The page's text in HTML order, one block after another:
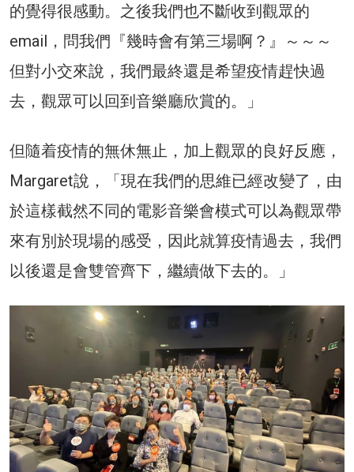
的覺得很感動。之後我們也不斷收到觀眾的
email，問我們『幾時會有第三場啊？』～～～
但對小交來說，我們最終還是希望疫情趕快過
去，觀眾可以回到音樂廳欣賞的。」
但隨着疫情的無休無止，加上觀眾的良好反應，
Margaret說，「現在我們的思維已經改變了，由
於這樣截然不同的電影音樂會模式可以為觀眾帶
來有別於現場的感受，因此就算疫情過去，我們
以後還是會雙管齊下，繼續做下去的。」